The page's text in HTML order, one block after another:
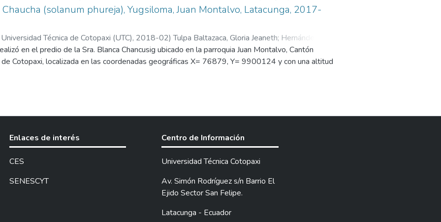
(solanum phureja), Yugsiloma, Juan Montalvo, Latacunga, 2017-
Técnica de Cotopaxi (UTC), 2018-02)Tulpa Baltazaca, Gloria Jeaneth; Hernández
en el predio de la Sra. Blanca Chancusig ubicado en la parroquia Juan Montalvo, Cantón
de Cotopaxi, localizada en las coordenadas geográficas X= 76879, Y= 9900124 y con una altitud
fue evaluar el efecto de dos compost en combinación con un fortificador (Wayra) en el cultivo de
los objetivos propuestos, se analizaron las siguientes variables: días a la emergencia,
y severidad de enfermedades, número de tubérculos, peso del tubérculo, rendimiento por
se concluyó lo siguiente: El tratamiento que presentó el mayor porcentaje de emergencia
no se aplicó ningún tipo de fertilización) con un promedio de 80,73 %. Respecto a la altura, el
la mezcla de compost de vaca con el fortificador wayra, con una media de 17,43 cm. En las
39,29 % y un 49,30% de afectación, respectivamente). La plaga que se detectó fue pulgilla
Enlaces de interés
CES
SENESCYT
Centro de Información
Universidad Técnica Cotopaxi
Av. Simón Rodríguez s/n Barrio El
Ejido Sector San Felipe.
Latacunga - Ecuador